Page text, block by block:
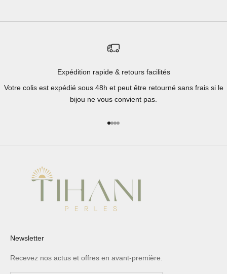
Expédition rapide & retours facilités
Votre colis est expédié sous 48h et peut être retourné sans frais si le
bijou ne vous convient pas.
Aller à l'élément 1
Aller à l'élément 2
Aller à l'élément 3
Aller à l'élément 4
Newsletter
Recevez nos actus et offres en avant-première.